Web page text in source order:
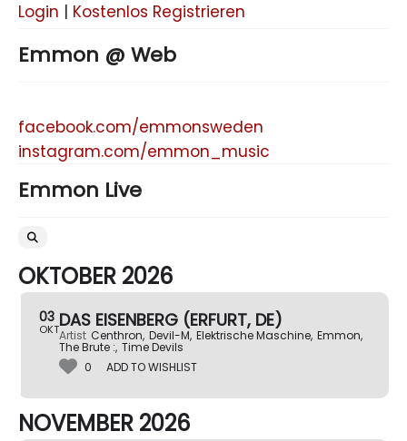
Login
Kostenlos Registrieren
Emmon @ Web
facebook.com/emmonsweden
instagram.com/emmon_music
Emmon Live
OKTOBER 2026
03
OKTDAS EISENBERG (ERFURT, DE)
Artist Centhron, Devil-M, Elektrische Maschine, Emmon,
The Brute :, Time Devils
0
ADD TO WISHLIST
NOVEMBER 2026